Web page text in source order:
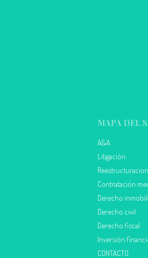
MAPA DEL
A&A
Litigación
Contratación
Derecho
Derecho civil
Derecho fiscal
Inversión
CONTACTO